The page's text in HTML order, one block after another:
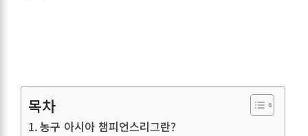
목차
농구 아시아 챔피언스리그란?